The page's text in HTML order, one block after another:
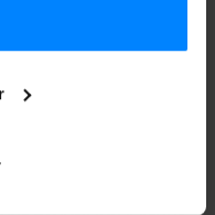
centro cultural de
primavera y otoño de